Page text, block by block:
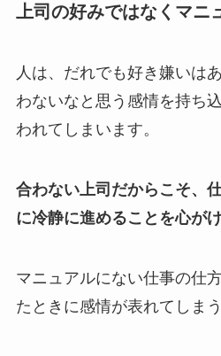
上司の好みではなくマニ
人は、だれでも好き嫌いは
わないなと思う感情を持ち
われてしまいます。
合わない上司だからこそ、
に冷静に進めることを心が
マニュアルにない仕事の仕
たときに感情が表れてしま